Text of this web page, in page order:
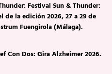
Festival Sun & Thunder:
de la edición 2026, 27 a 29 de
Fuengirola (Málaga).
Con Dos: Gira Alzheimer 2026.